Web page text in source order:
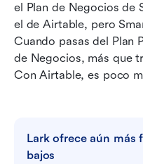
el Plan de Negocios de
el de Airtable, pero
Cuando pasas del Plan
de Negocios, más que
Con Airtable, es poco
Lark ofrece aún más
bajos